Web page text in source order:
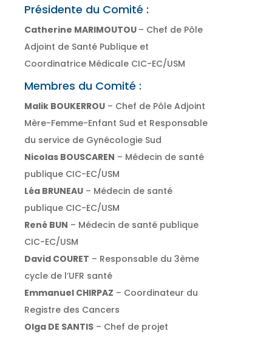
Présidente du Comité :
Catherine MARIMOUTOU – Chef de Pôle
Adjoint de Santé Publique et
Coordinatrice Médicale CIC-EC/USM
Membres du Comité :
Malik BOUKERROU – Chef de Pôle Adjoint
Mère-Femme-Enfant Sud et Responsable
du service de Gynécologie Sud
Nicolas BOUSCAREN – Médecin de santé
publique CIC-EC/USM
Léa BRUNEAU – Médecin de santé
publique CIC-EC/USM
René BUN – Médecin de santé publique
CIC-EC/USM
David COURET – Responsable du 3ème
cycle de l’UFR santé
Emmanuel CHIRPAZ – Coordinateur du
Registre des Cancers
Olga DE SANTIS – Chef de projet